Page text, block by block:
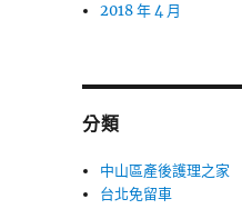
2018 年 4 月
分類
中山區產後護理之家
台北免留車